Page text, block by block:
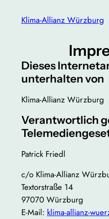
InhaltKlima-Allianz Würzburg
Dieses
unterhalten von
Klima-Allianz Würzburg
Verantwortlich
Patrick Friedl
c/o Klima-Allianz
Textorstraße 14
97070 Würzburg
E-Mail: klima-allianz-